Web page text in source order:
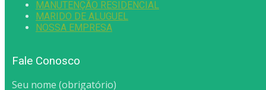
MANUTENÇÃO RESIDENCIAL
MARIDO DE ALUGUEL
NOSSA EMPRESA
Fale Conosco
Seu nome (obrigatório)